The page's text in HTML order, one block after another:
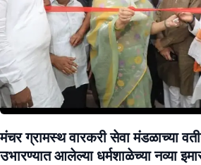
मंचर ग्रामस्थ वारकरी सेवा मंडळाच्या
उभारण्यात आलेल्या धर्मशाळेच्या नव्या